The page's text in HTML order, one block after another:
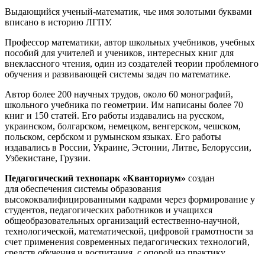
Выдающийся ученый-математик, чье имя золотыми буквами
вписано в историю ЛГПУ.
Профессор математики, автор школьных учебников, учебных
пособий для учителей и учеников, интересных книг для
внеклассного чтения, один из создателей теории проблемного
обучения и развивающей системы задач по математике.
Автор более 200 научных трудов, около 60 монографий,
школьного учебника по геометрии. Им написаны более 70
книг и 150 статей. Его работы издавались на русском,
украинском, болгарском, немецком, венгерском, чешском,
польском, сербском и румынском языках. Его работы
издавались в России, Украине, Эстонии, Литве, Белоруссии,
Узбекистане, Грузии.
Педагогический технопарк «Кванториум» создан
для обеспечения системы образования
высококвалифицированными кадрами через формирование у
студентов, педагогических работников и учащихся
общеобразовательных организаций естественно-научной,
технологической, математической, цифровой грамотности за
счет применения современных педагогических технологий,